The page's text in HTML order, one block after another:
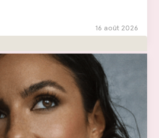
16 août 2026